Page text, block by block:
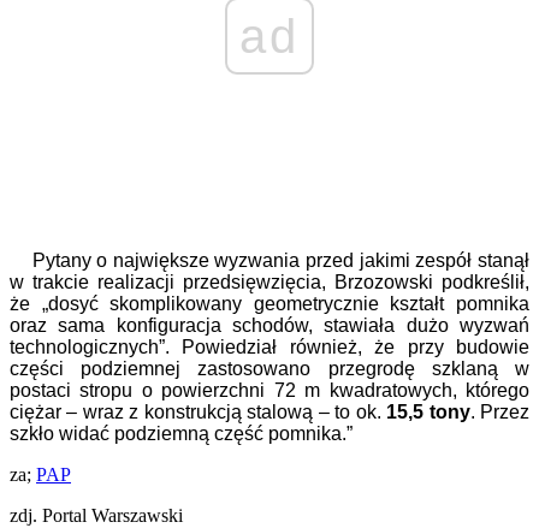
ad
Pytany o największe wyzwania przed jakimi zespół stanął
w trakcie realizacji przedsięwzięcia, Brzozowski podkreślił,
że „dosyć skomplikowany geometrycznie kształt pomnika
oraz sama konfiguracja schodów, stawiała dużo wyzwań
technologicznych”. Powiedział również, że przy budowie
części podziemnej zastosowano przegrodę szklaną w
postaci stropu o powierzchni 72 m kwadratowych, którego
ciężar – wraz z konstrukcją stalową – to ok. 15,5 tony. Przez
szkło widać podziemną część pomnika.”
za; PAP
zdj. Portal Warszawski